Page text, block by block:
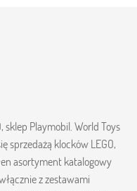
sklep Playmobil. World Toys
sprzedażą klocków LEGO,
asortyment katalogowy
z zestawami